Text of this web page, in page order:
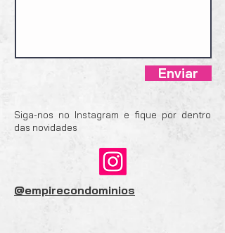
Enviar
Siga-nos no Instagram e fique por dentro
das novidades
@empirecondominios